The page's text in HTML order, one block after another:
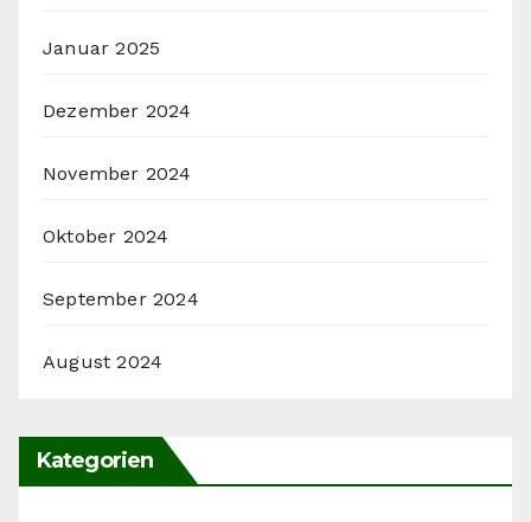
Januar 2025
Dezember 2024
November 2024
Oktober 2024
September 2024
August 2024
Kategorien